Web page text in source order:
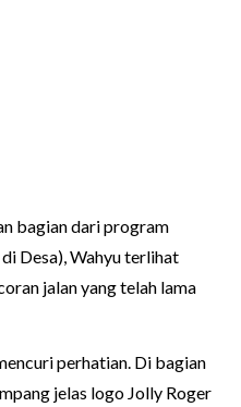
bagian dari program
Desa), Wahyu terlihat
jalan yang telah lama
perhatian. Di bagian
jelas logo Jolly Roger